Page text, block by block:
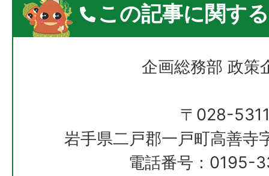
この記事に関す
企画総務部 政策
〒028-
岩手県二戸郡一戸町高善寺
電話番号：0195-